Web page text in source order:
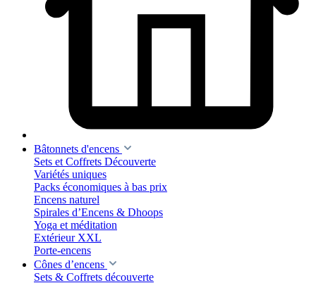
Bâtonnets d'encens
Sets et Coffrets Découverte
Variétés uniques
Packs économiques à bas prix
Encens naturel
Spirales d’Encens & Dhoops
Yoga et méditation
Extérieur XXL
Porte-encens
Cônes d’encens
Sets & Coffrets découverte